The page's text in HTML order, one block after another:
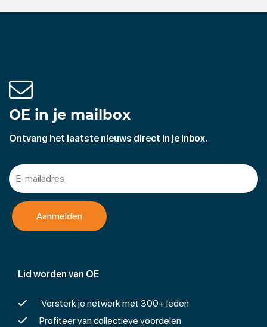
Lid worden van OE
Versterk je netwerk met 300+ leden
Profiteer van collectieve voordelen
OE in je mailbox
Ontvang het laatste nieuws direct in je inbox.